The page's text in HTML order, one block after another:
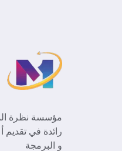
مؤسسة نظرة
رائدة في تقديم
و البرمجة